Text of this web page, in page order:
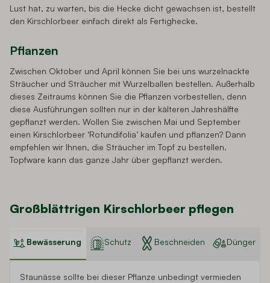
Lust hat, zu warten, bis die Hecke dicht gewachsen ist, bestellt
den Kirschlorbeer einfach direkt als Fertighecke.
Pflanzen
Zwischen Oktober und April können Sie bei uns wurzelnackte
Sträucher und Sträucher mit Wurzelballen bestellen. Außerhalb
dieses Zeitraums können Sie die Pflanzen vorbestellen, denn
diese Ausführungen sollten nur in der kälteren Jahreshälfte
gepflanzt werden. Wollen Sie zwischen Mai und September
einen Kirschlorbeer ‘Rotundifolia’ kaufen und pflanzen? Dann
empfehlen wir Ihnen, die Sträucher im Topf zu bestellen.
Topfware kann das ganze Jahr über gepflanzt werden.
Großblättrigen Kirschlorbeer pflegen
Bewässerung Schutz Beschneiden Dünger
Staunässe sollte bei dieser Pflanze unbedingt vermieden